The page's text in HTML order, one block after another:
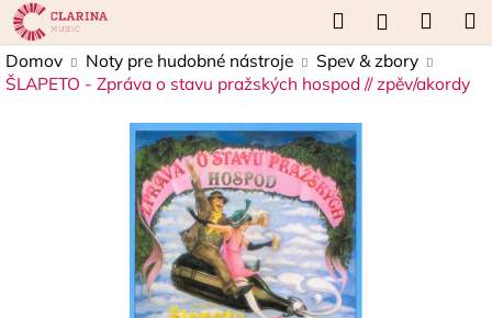
Prejsť
na
obsah
Hľadať
košík
Domov Noty pre hudobné nástroje
Spev & zbory
ŠLAPETO - Zpráva o stavu pražských hospod // zpěv/akordy
K
o
š
Späť
Späť